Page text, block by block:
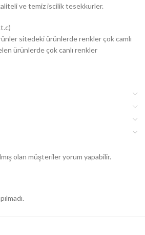
ve temiz iscilik tesekkurler.
sitedeki ürünlerde renkler çok camlı
ürünlerde çok canlı renkler
olan müşteriler yorum yapabilir.